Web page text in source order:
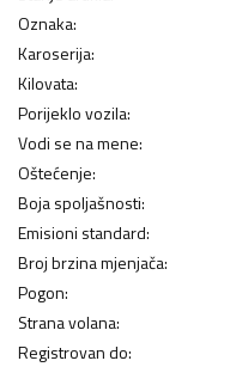
Oznaka:
Karoserija:
Kilovata:
Porijeklo vozila:
Vodi se na mene:
Oštećenje:
Boja spoljašnosti:
Emisioni standard:
Broj brzina mjenjača:
Pogon:
Strana volana:
Registrovan do: